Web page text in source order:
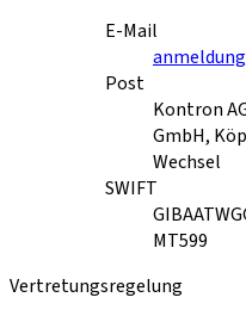
E-Mail
Post
Kontron
GmbH,
Wechsel
SWIFT
MT599
Vertretungsregelung